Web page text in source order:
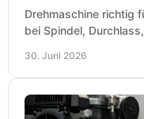
Drehmaschine richtig
bei Spindel,
30. Juni 2026